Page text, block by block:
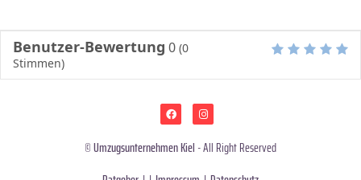
Benutzer-Bewertung 0 (0
Stimmen)
©Umzugsunternehmen Kiel - All Right Reserved